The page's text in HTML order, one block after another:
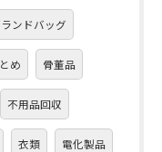
ランドバッグ
め 骨董品
不用品回収
衣類 電化製品